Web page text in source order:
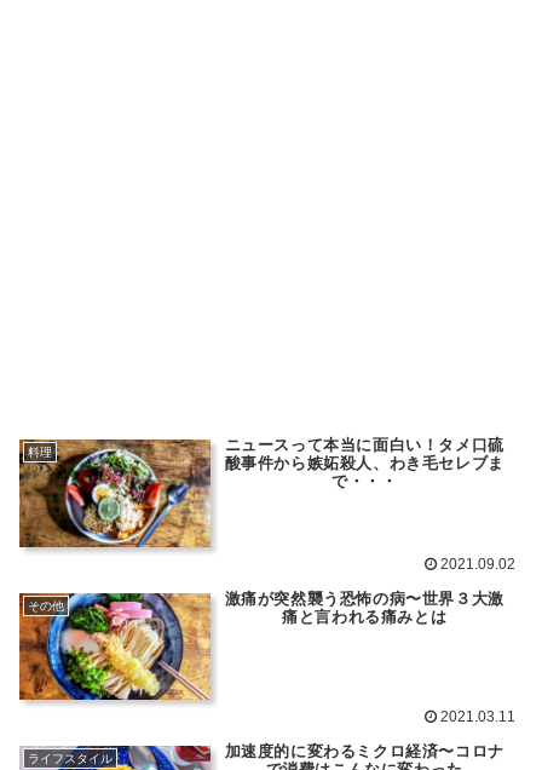
料理
ニュースって本当に面白い！タメ口硫
酸事件から嫉妬殺人、わき毛セレブま
で・・・
2021.09.02
その他
激痛が突然襲う恐怖の病〜世界３大激
痛と言われる痛みとは
2021.03.11
ライフスタイル
加速度的に変わるミクロ経済〜コロナ